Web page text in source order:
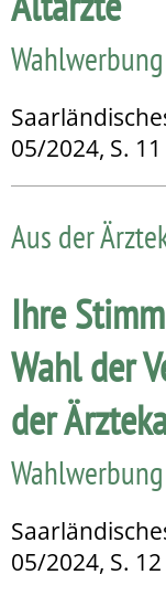
05/2024, S. 11
Aus der
Ihre
Wahl der
der
05/2024, S. 12